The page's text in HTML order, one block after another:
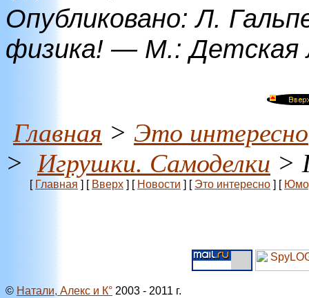
Опубликовано: Л.
физика! — М.: Детская
Главная > Это интересно
> Игрушки. Самоделки >
[ Главная ] [ Вверх ] [ Новости ] [ Это интересно ] [
© Натали, Алекс и К° 2003 - 2011 г.